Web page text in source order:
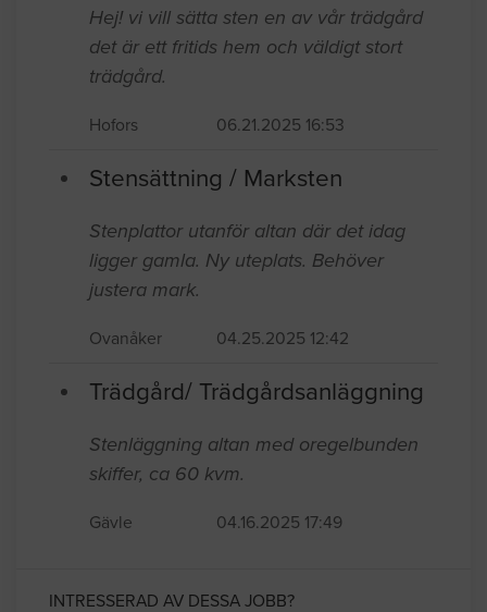
Hej! vi vill sätta sten en av vår trädgård
det är ett fritids hem och väldigt stort
trädgård.
Hofors 06.21.2025 16:53
Stensättning / Marksten
Stenplattor utanför altan där det idag
ligger gamla. Ny uteplats. Behöver
justera mark.
Ovanåker 04.25.2025 12:42
Trädgård/ Trädgårdsanläggning
Stenläggning altan med oregelbunden
skiffer, ca 60 kvm.
Gävle 04.16.2025 17:49
INTRESSERAD AV DESSA JOBB?